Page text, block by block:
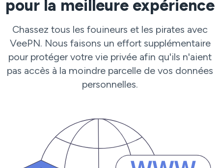
pour la meilleure expérience
Chassez tous les fouineurs et les pirates avec
VeePN. Nous faisons un effort supplémentaire
pour protéger votre vie privée afin qu'ils n'aient
pas accès à la moindre parcelle de vos données
personnelles.